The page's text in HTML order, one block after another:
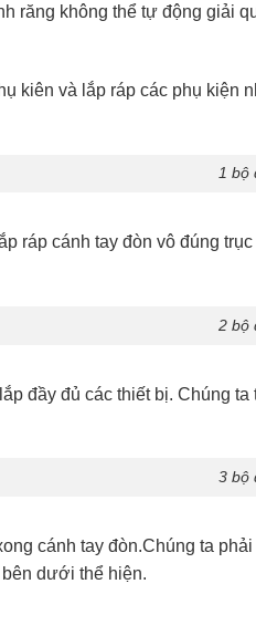
răng không thể tự động giải
kiên và lắp ráp các phụ kiện
1 bộ
ráp cánh tay đòn vô đúng
2 bộ
đầy đủ các thiết bị. Chúng
3 bộ
cánh tay đòn.Chúng ta
dưới thể hiện.